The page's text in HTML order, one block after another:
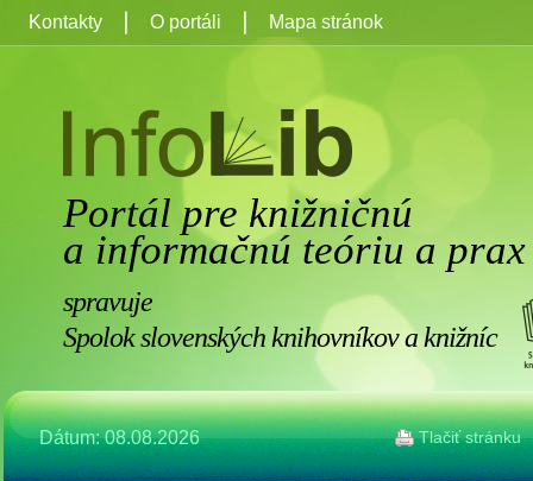
Portál pre knižničnú
a informačnú teóriu a prax
spravuje
Spolok slovenských knihovníkov a knižníc
Dátum: 08.08.2026 Tlačiť stránku
Kontakty O portáli Mapa stránok